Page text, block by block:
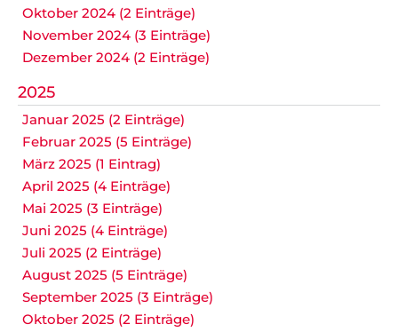
Oktober 2024 (2 Einträge)
November 2024 (3 Einträge)
Dezember 2024 (2 Einträge)
2025
Januar 2025 (2 Einträge)
Februar 2025 (5 Einträge)
März 2025 (1 Eintrag)
April 2025 (4 Einträge)
Mai 2025 (3 Einträge)
Juni 2025 (4 Einträge)
Juli 2025 (2 Einträge)
August 2025 (5 Einträge)
September 2025 (3 Einträge)
Oktober 2025 (2 Einträge)